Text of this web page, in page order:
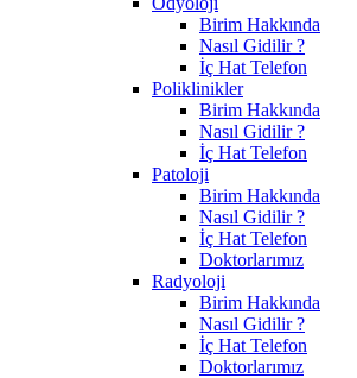
Birim Hakkında
Nasıl Gidilir ?
İç Hat Telefon
Poliklinikler
Birim Hakkında
Nasıl Gidilir ?
İç Hat Telefon
Patoloji
Birim Hakkında
Nasıl Gidilir ?
İç Hat Telefon
Doktorlarımız
Radyoloji
Birim Hakkında
Nasıl Gidilir ?
İç Hat Telefon
Doktorlarımız